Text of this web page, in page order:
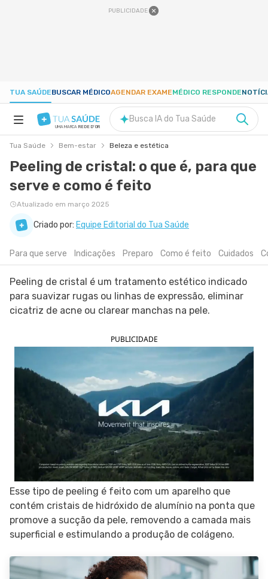
PUBLICIDADE
TUA SAÚDEBUSCAR MÉDICOAGENDAR EXAMEMÉDICO RESPONDE
NUTRIÇÃO
GRAVIDEZ
BEM-ESTAR
UMA MARCA REDE D'OR
Busca IA do Tua Saúde
Tua Saúde Bem-estar Beleza e estética
Peeling de cristal: o que é, para que
serve e como é feito
Atualizado em março 2025
Criado por: Equipe Editorial do Tua Saúde
Para que serve Indicações Preparo Como é feito Cuidados
Peeling de cristal é um tratamento estético indicado
para suavizar rugas ou linhas de expressão, eliminar
cicatriz de acne ou clarear manchas na pele.
PUBLICIDADE
Esse tipo de peeling é feito com um aparelho que
contém cristais de hidróxido de alumínio na ponta que
promove a sucção da pele, removendo a camada mais
superficial e estimulando a produção de colágeno.